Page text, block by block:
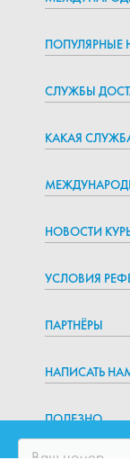
ПОПУЛЯРНЫЕ
СЛУЖБЫ
КАКАЯ
НОВОСТИ
УСЛОВИЯ
ПАРТНЁРЫ
НАПИСАТЬ
ПОЛЕЗНО